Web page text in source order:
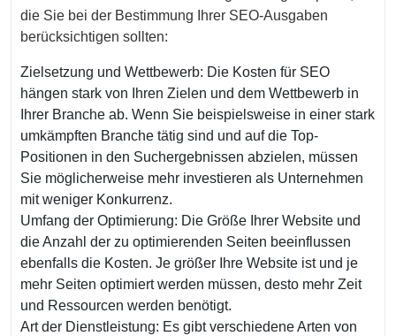
die Sie bei der Bestimmung Ihrer SEO-Ausgaben
berücksichtigen sollten:
Zielsetzung und Wettbewerb: Die Kosten für SEO
hängen stark von Ihren Zielen und dem Wettbewerb in
Ihrer Branche ab. Wenn Sie beispielsweise in einer stark
umkämpften Branche tätig sind und auf die Top-
Positionen in den Suchergebnissen abzielen, müssen
Sie möglicherweise mehr investieren als Unternehmen
mit weniger Konkurrenz.
Umfang der Optimierung: Die Größe Ihrer Website und
die Anzahl der zu optimierenden Seiten beeinflussen
ebenfalls die Kosten. Je größer Ihre Website ist und je
mehr Seiten optimiert werden müssen, desto mehr Zeit
und Ressourcen werden benötigt.
Art der Dienstleistung: Es gibt verschiedene Arten von